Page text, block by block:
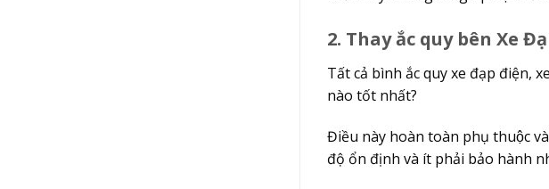
2. Thay ắc quy bên Xe
Tất cả bình ắc quy xe đạp điện,
nào tốt nhất?
Điều này hoàn toàn phụ thuộc
độ ổn định và ít phải bảo hành